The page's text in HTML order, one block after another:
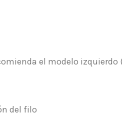
el modelo izquierdo
del filo